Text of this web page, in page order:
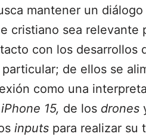
mantener un
cristiano sea relevante
con los desarrollos
de ellos se
como una
iPhone 15, de los drones
inputs para realizar su